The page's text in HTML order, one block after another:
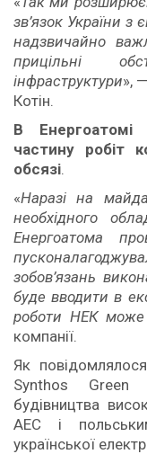
зв’язок України
надзвичайно
прицільні
інфраструктури»,
Котін.
В
частину робіт
обсязі.
«Наразі на
необхідного
Енергоатома
зобов’язань
буде вводити в
роботи НЕК може
компанії.
Як
Synthos Green
будівництва
АЕС і
української